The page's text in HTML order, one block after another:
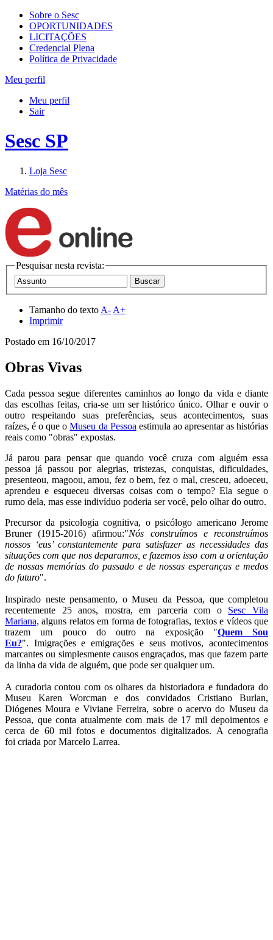
Sobre o Sesc
OPORTUNIDADES
LICITAÇÕES
Credencial Plena
Política de Privacidade
Meu perfil
Meu perfil
Sair
Sesc SP
Loja Sesc
Matérias do mês
Pesquisar nesta revista:
Tamanho do texto A- A+
Imprimir
Postado em 16/10/2017
Obras Vivas
Cada pessoa segue diferentes caminhos ao longo da vida e diante
das escolhas feitas, cria-se um ser histórico único. Olhar e ouvir o
outro respeitando suas preferências, seus acontecimentos, suas
raízes, é o que oMuseu da Pessoa estimula ao apresentar as histórias
reais como "obras" expostas.
Já parou para pensar que quando você cruza com alguém essa
pessoa já passou por alegrias, tristezas, conquistas, dificuldades,
presenteou, magoou, amou, fez o bem, fez o mal, cresceu, adoeceu,
aprendeu e esqueceu diversas coisas com o tempo? Ela segue o
rumo dela, mas esse indivíduo poderia ser você, pelo olhar do outro.
Precursor da psicologia cognitiva, o psicólogo americano Jerome
Bruner (1915-2016) afirmou:"Nós construímos e reconstruímos
nossos ‘eus’ constantemente para satisfazer as necessidades das
situações com que nos deparamos, e fazemos isso com a orientação
de nossas memórias do passado e de nossas esperanças e medos
do futuro".
Inspirado neste pensamento, o Museu da Pessoa, que completou
recentemente 25 anos, mostra, em parceria com o Sesc Vila
Mariana, alguns relatos em forma de fotografias, textos e vídeos que
trazem um pouco do outro na exposição "Quem Sou
Eu?". Imigrações e emigrações e seus motivos, acontecimentos
marcantes ou simplesmente causos engraçados, mas que fazem parte
da linha da vida de alguém, que pode ser qualquer um.
A curadoria contou com os olhares da historiadora e fundadora do
Museu Karen Worcman e dos convidados Cristiano Burlan,
Diógenes Moura e Viviane Ferreira, sobre o acervo do Museu da
Pessoa, que conta atualmente com mais de 17 mil depoimentos e
cerca de 60 mil fotos e documentos digitalizados. A cenografia
foi criada por Marcelo Larrea.